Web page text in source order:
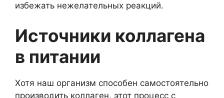
избежать нежелательных реакций.
Источники коллагена
в питании
Хотя наш организм способен самостоятельно
производить коллаген, этот процесс с